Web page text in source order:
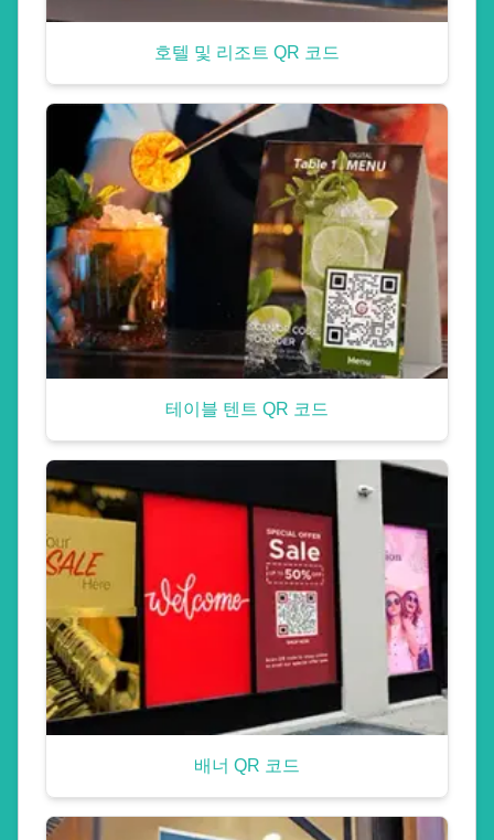
호텔 및 리조트 QR 코드
테이블 텐트 QR 코드
배너 QR 코드